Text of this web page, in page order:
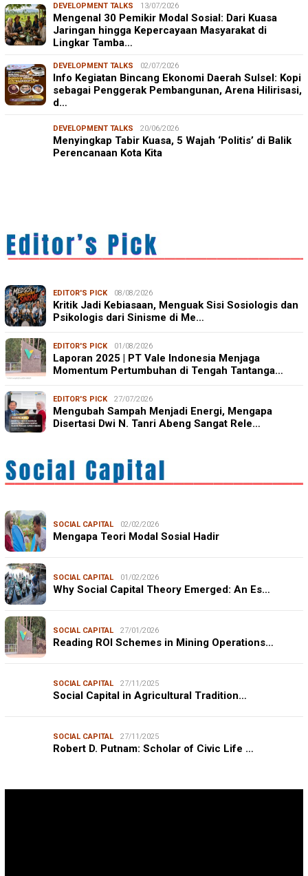
DEVELOPMENT TALKS 13/07/2026
Mengenal 30 Pemikir Modal Sosial: Dari Kuasa
Jaringan hingga Kepercayaan Masyarakat di
Lingkar Tamba…
DEVELOPMENT TALKS 02/07/2026
Info Kegiatan Bincang Ekonomi Daerah Sulsel: Kopi
sebagai Penggerak Pembangunan, Arena Hilirisasi,
d…
DEVELOPMENT TALKS 20/06/2026
Menyingkap Tabir Kuasa, 5 Wajah ‘Politis’ di Balik
Perencanaan Kota Kita
EDITOR'S PICK 08/08/2026
Kritik Jadi Kebiasaan, Menguak Sisi Sosiologis dan
Psikologis dari Sinisme di Me…
EDITOR'S PICK 01/08/2026
Laporan 2025 | PT Vale Indonesia Menjaga
Momentum Pertumbuhan di Tengah Tantanga…
EDITOR'S PICK 27/07/2026
Mengubah Sampah Menjadi Energi, Mengapa
Disertasi Dwi N. Tanri Abeng Sangat Rele…
SOCIAL CAPITAL 02/02/2026
Mengapa Teori Modal Sosial Hadir
SOCIAL CAPITAL 01/02/2026
Why Social Capital Theory Emerged: An Es…
SOCIAL CAPITAL 27/01/2026
Reading ROI Schemes in Mining Operations…
SOCIAL CAPITAL 27/11/2025
Social Capital in Agricultural Tradition…
SOCIAL CAPITAL 27/11/2025
Robert D. Putnam: Scholar of Civic Life …